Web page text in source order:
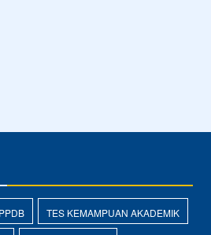
TES KEMAMPUAN AKADEMIK